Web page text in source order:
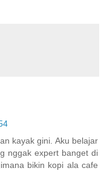
kayak gini. Aku belajar
nggak expert banget di
bikin kopi ala cafe